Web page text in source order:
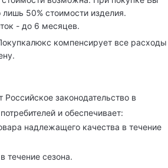
лишь 50% стоимости изделия.
- до 6 месяцев.
компенсирует все расходы
законодательство в
и обеспечивает:
надлежащего качества в течение
течение сезона.